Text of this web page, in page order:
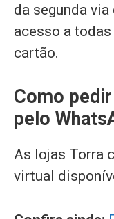
da segunda
acesso a
cartão.
Como
pelo
As lojas Torra
virtual